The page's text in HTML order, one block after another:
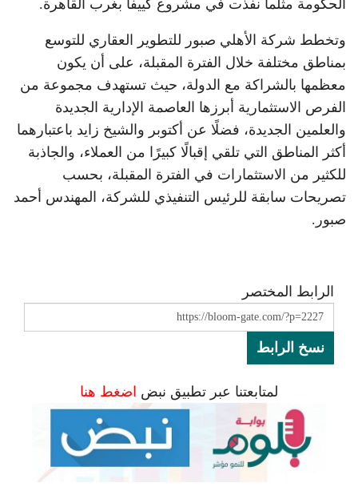
الحكومة مثلما نفذت في مشروع كييفا بغرب القاهرة.
وتخطط شركة الأهلي صبور للتطوير العقاري للتوسع
بمناطق مختلفة خلال الفترة المقبلة، على أن يكون
معظمها بالشراكة مع الدولة، حيث تستهدف مجموعة من
الفرص الاستثمارية أبرزها العاصمة الإدارية الجديدة
والعلمين الجديدة، فضلًا عن أكتوبر والشيخ زايد باعتبارهما
أكثر المناطق التي تلقي إقبالًا كبيرًا من العملاء، والجاذبة
للكثير من الاستثمارات في الفترة المقبلة، بحسب
تصريحات سابقة للرئيس التنفيذي للشركة، المهندس أحمد
صبور.
الرابط المختصر
نسخ الرابط
لمتابعتنا عبر تطبيق نبض اضغط هنا